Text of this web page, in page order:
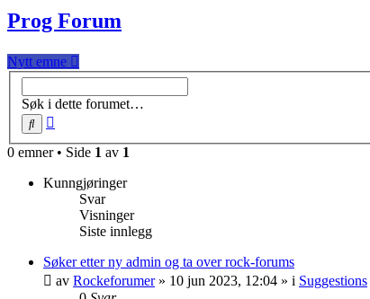
Prog Forum
Nytt emne
Søk i dette forumet…
Søk
0 emner • Side 1 av 1
Kunngjøringer
Svar
Visninger
Siste innlegg
Søker etter ny admin og ta over rock-forums
av Rockeforumer» 10 jun 2023, 12:04 » i Suggestions